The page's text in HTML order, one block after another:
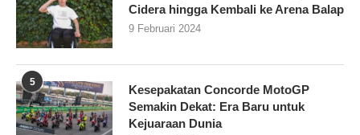
Cidera hingga Kembali ke Arena Balap
9 Februari 2024
5
Kesepakatan Concorde MotoGP
Semakin Dekat: Era Baru untuk
Kejuaraan Dunia